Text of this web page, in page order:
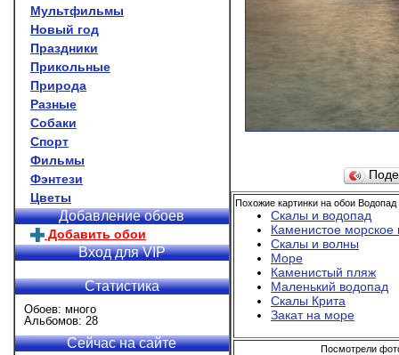
Мультфильмы
Новый год
Праздники
Прикольные
Природа
Разные
Собаки
Спорт
Фильмы
Фэнтези
Цветы
Добавление обоев
Добавить обои
Вход для VIP
Статистика
Обоев: много
Альбомов: 28
Сейчас на сайте
Похожие картинки на обои
Скалы и водопад
Каменистое морское
Скалы и волны
Море
Каменистый пляж
Маленький водопад
Скалы Крита
Закат на море
Посмотрели